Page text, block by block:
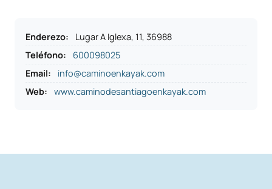
Enderezo:
Lugar A Iglexa, 11, 36988
Teléfono:
600098025
Email:
info@caminoenkayak.com
Web:
www.caminodesantiagoenkayak.com